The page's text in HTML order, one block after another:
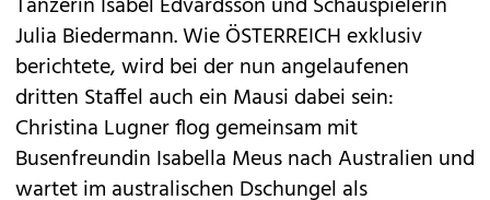
Julia Biedermann. Wie ÖSTERREICH exklusiv
berichtete, wird bei der nun angelaufenen
dritten Staffel auch ein Mausi dabei sein:
Christina Lugner flog gemeinsam mit
Busenfreundin Isabella Meus nach Australien und
wartet im australischen Dschungel als